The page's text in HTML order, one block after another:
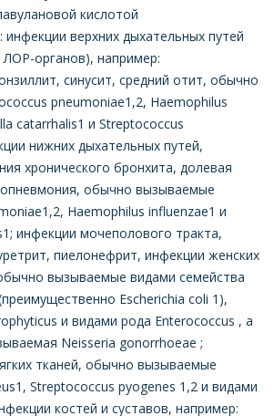
кислотой
верхних дыхательных путей
органов), например:
синусит, средний отит, обычно
pneumoniae1,2, Haemophilus
catarrhalis1 и Streptococcus
нижних дыхательных путей,
хронического бронхита, долевая
обычно вызываемые
Haemophilus influenzae1 и
инфекции мочеполового тракта,
пиелонефрит, инфекции женских
вызываемые видами семейства
Escherichia coli 1),
и видами рода Enterococcus , а
Neisseria gonorrhoeae ;
тканей, обычно вызываемые
Streptococcus pyogenes 1,2 и видами
костей и суставов, например: